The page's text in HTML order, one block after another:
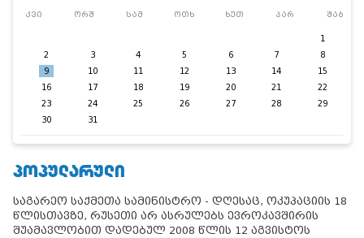
კვი ორშ სამ ოთხ ხუთ პარ შაბ
1
2
3 4 5 6 7
8
9
10 11 12 13 14
15
16
17 18 19 20 21
22
23
24 25 26 27 28
29
30
31
ᲞᲝᲞᲣᲚᲐᲠᲣᲚᲘ
საგარეო საქმეთა სამინისტრო - დღესაც, ოკუპაციის 18
წლისთავზე, რუსეთი არ ასრულებს ევროკავშირის
შუამავლობით დადებულ 2008 წლის 12 აგვისტოს